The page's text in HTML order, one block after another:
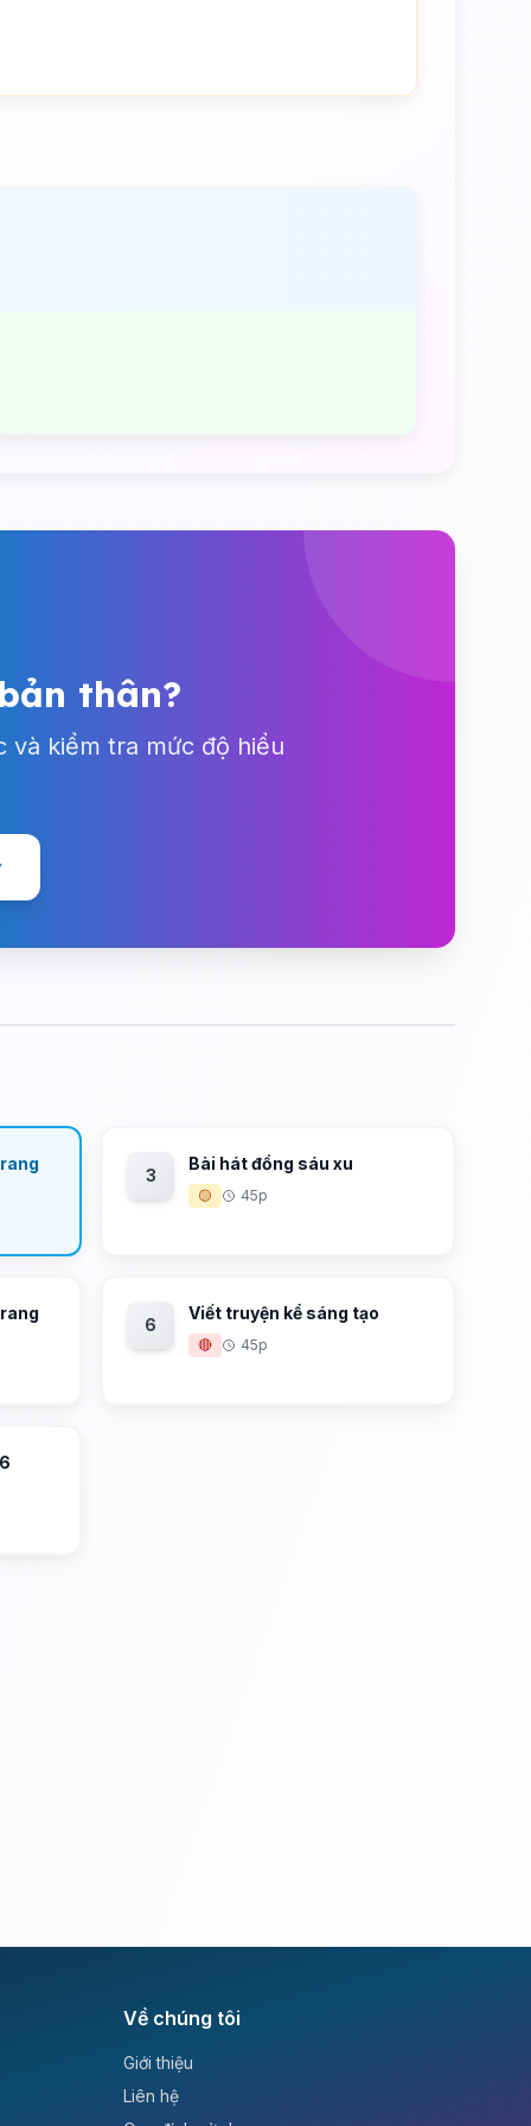
thân?
và kiểm tra mức độ hiểu
3
Bài hát đồng sáu xu
🟡 45p
6
Viết truyện kể sáng tạo
🔴 45p
Về chúng tôi
Giới thiệu
Liên hệ